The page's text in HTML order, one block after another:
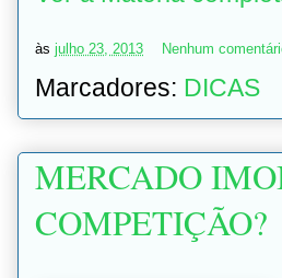
às julho 23, 2013 Nenhum
Marcadores: DICAS
MERCADO
COMPETIÇÃO?